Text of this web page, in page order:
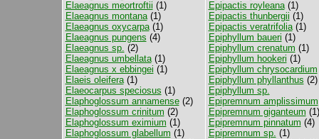
Elaeagnus meortroftii (1)
Elaeagnus montana(1)
Elaeagnus oxycarpa(1)
Elaeagnus pungens (4)
Elaeagnus sp. (2)
Elaeagnus umbellata(1)
Elaeagnus x ebbingei (1)
Elaeis oleifera(1)
Elaeocarpus speciosus (1)
Elaphoglossum annamense(2)
Elaphoglossum crinitum (2)
Elaphoglossum eximium (1)
Elaphoglossum glabellum (1)
Epipactis royleana(1)
Epipactis thunbergii (1)
Epipactis veratrifolia(1)
Epiphyllum baueri (1)
Epiphyllum crenatum (1)
Epiphyllum hookeri (1)
Epiphyllum chrysocardium
Epiphyllum phyllanthus (2)
Epiphyllum sp.
Epipremnum amplissimum
Epipremnum giganteum (1)
Epipremnum pinnatum (4)
Epipremnum sp. (1)